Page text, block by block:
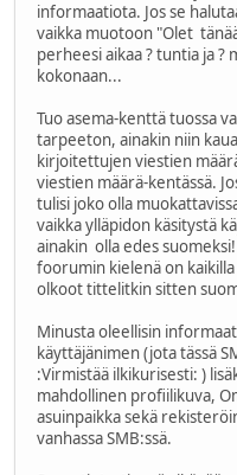
informaatiota. Jos se
vaikka muotoon "Olet
perheesi aikaa ? tuntia ja ?
kokonaan...
Tuo asema-kenttä tuossa
tarpeeton, ainakin niin
kirjoitettujen viestien
viestien määrä-kentässä.
tulisi joko olla
vaikka ylläpidon käsitystä
ainakin olla edes
foorumin kielenä on
olkoot tittelitkin sitten
Minusta oleellisin
käyttäjänimen (jota tässä
:Virmistää ilkikurisesti: )
mahdollinen profiilikuva,
asuinpaikka sekä
vanhassa SMB:ssä.